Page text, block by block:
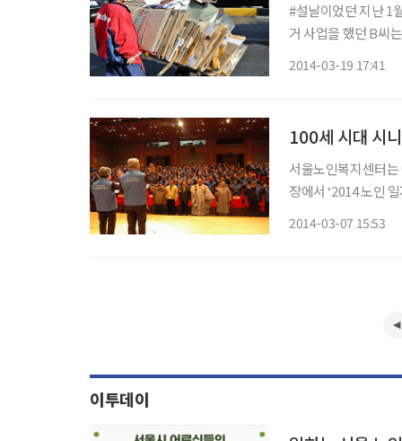
#설날이었던 지난 1
거 사업을 했던 B씨
2014-03-19 17:41
100세 시대 시
서울노인복지센터
장에서 ‘2014 노인
2014-03-07 15:53
이투데이